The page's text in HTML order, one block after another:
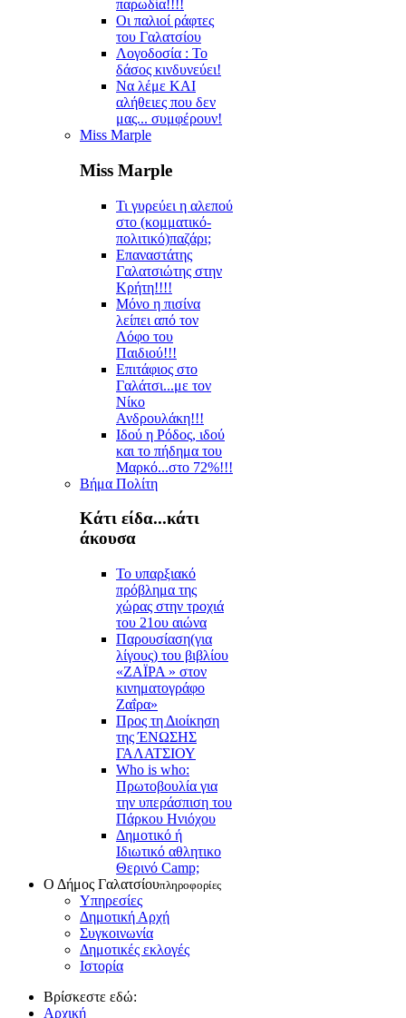
παρωδία!!!!
Οι παλιοί ράφτες
του Γαλατσίου
Λογοδοσία : Το
δάσος κινδυνεύει!
Να λέμε ΚΑΙ
αλήθειες που δεν
μας... συμφέρουν!
Miss Marple
Miss Marple
Τι γυρεύει η αλεπού
στο (κομματικό-
πολιτικό)παζάρι;
Επαναστάτης
Γαλατσιώτης στην
Κρήτη!!!!
Μόνο η πισίνα
λείπει από τον
Λόφο του
Παιδιού!!!
Επιτάφιος στο
Γαλάτσι...με τον
Νίκο
Ανδρουλάκη!!!
Ιδού η Ρόδος, ιδού
και το πήδημα του
Μαρκό...στο 72%!!!
Βήμα Πολίτη
Κάτι είδα...κάτι
άκουσα
Το υπαρξιακό
πρόβλημα της
χώρας στην τροχιά
του 21ου αιώνα
Παρουσίαση(για
λίγους) του βιβλίου
«ΖΑΪΡΑ » στον
κινηματογράφο
Ζαΐρα»
Προς τη Διοίκηση
της ΈΝΩΣΗΣ
ΓΑΛΑΤΣΙΟΥ
Who is who:
Πρωτοβουλία για
την υπεράσπιση του
Πάρκου Ηνιόχου
Δημοτικό ή
Ιδιωτικό αθλητικο
Θερινό Camp;
Ο Δήμος Γαλατσίουπληροφορίες
Υπηρεσίες
Δημοτική Αρχή
Συγκοινωνία
Δημοτικές εκλογές
Ιστορία
Βρίσκεστε εδώ:
Αρχική